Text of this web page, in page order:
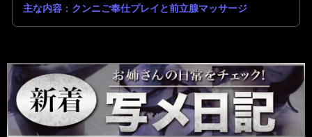
主な内容 ： クンニご奉仕プレイと前立腺マッサージ